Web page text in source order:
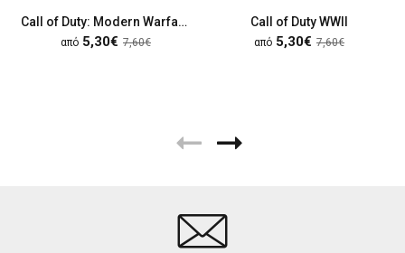
Call of Duty: Modern Warfare II
από 5,30€ 7,60€
Call of Duty WWII
από 5,30€ 7,60€